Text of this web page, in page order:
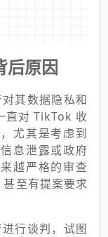
后原因
其数据隐私和
直对 TikTok 收
尤其是考虑到
息泄露或政府
越严格的审查
至有提案要求
行谈判，试图